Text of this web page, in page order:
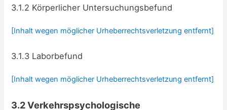
3.1.2 Körperlicher Untersuchungsbefund
[Inhalt wegen möglicher Urheberrechtsverletzung entfernt]
3.1.3 Laborbefund
[Inhalt wegen möglicher Urheberrechtsverletzung entfernt]
3.2 Verkehrspsychologische